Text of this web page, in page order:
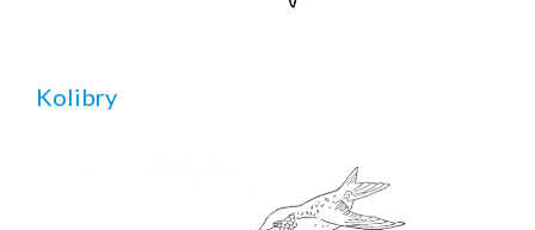
Kolibry